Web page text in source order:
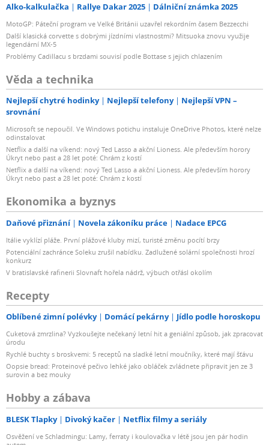
Alko-kalkulačka Rallye Dakar 2025 Dálniční známka 2025
MotoGP: Páteční program ve Velké Británii uzavřel rekordním časem Bezzecchi
Další klasická corvette s dobrými jízdními vlastnostmi? Mitsuoka znovu využije
legendární MX-5
Problémy Cadillacu s brzdami souvisí podle Bottase s jejich chlazením
Věda a technika
Nejlepší chytré hodinky Nejlepší telefony
Nejlepší VPN –
srovnání
Microsoft se nepoučil. Ve Windows potichu instaluje OneDrive Photos, které nelze
odinstalovat
Netflix a další na víkend: nový Ted Lasso a akční Lioness. Ale především horory
Úkryt nebo past a 28 let poté: Chrám z kostí
Netflix a další na víkend: nový Ted Lasso a akční Lioness. Ale především horory
Úkryt nebo past a 28 let poté: Chrám z kostí
Ekonomika a byznys
Daňové přiznání Novela zákoníku práce Nadace EPCG
Itálie vyklízí pláže. První plážové kluby mizí, turisté změnu pocítí brzy
Potenciální zachránce Soleku zrušil nabídku. Zadlužené solární společnosti hrozí
konkurz
V bratislavské rafinerii Slovnaft hořela nádrž, výbuch otřásl okolím
Recepty
Oblíbené zimní polévky Domácí pekárny Jídlo podle horoskopu
Cuketová zmrzlina? Vyzkoušejte nečekaný letní hit a geniální způsob, jak zpracovat
úrodu
Rychlé buchty s broskvemi: 5 receptů na sladké letní moučníky, které mají šťávu
Oopsie bread: Proteinové pečivo lehké jako obláček zvládnete připravit jen ze 3
surovin a bez mouky
Hobby a zábava
BLESK Tlapky Divoký kačer Netflix filmy a seriály
Osvěžení ve Schladmingu: Lamy, ferraty i koulovačka v létě jsou jen pár hodin